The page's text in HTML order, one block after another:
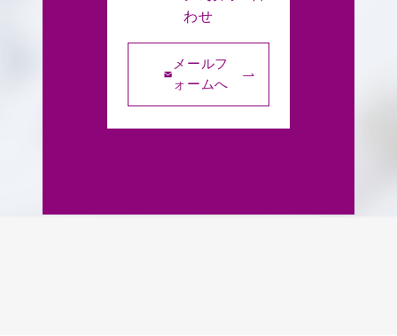
わせ
メールフ
ォームへ